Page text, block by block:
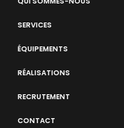
SERVICES
ÉQUIPEMENTS
RÉALISATIONS
RECRUTEMENT
CONTACT